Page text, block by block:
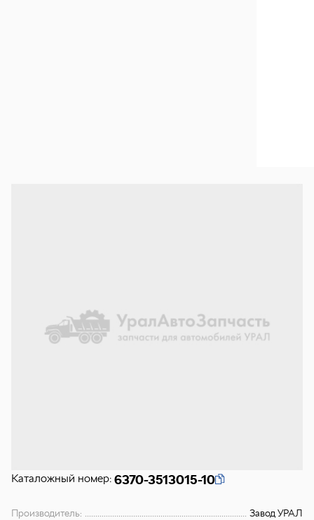
Каталожный номер: 6370-3513015-10
Производитель:
Завод УРАЛ